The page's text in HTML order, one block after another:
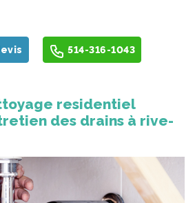
514-316-1043
residentiel
des drains à rive-